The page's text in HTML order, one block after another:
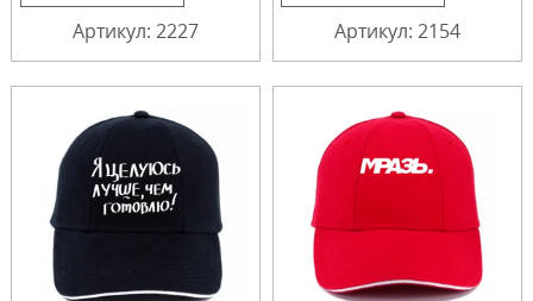
Артикул: 2227 Артикул: 2154